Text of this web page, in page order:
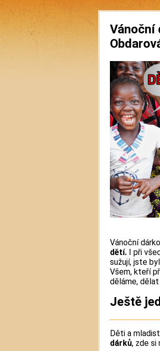
Vánoční
Vánoční
dětí. I při
sužují, jste
Všem, kteří
děláme, dělat
Ještě
Děti a
dárků, zde si